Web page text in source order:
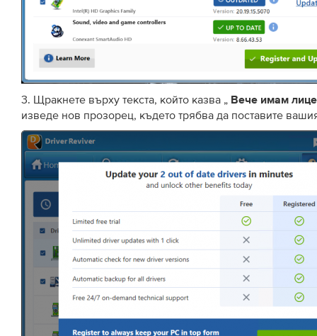
3. Щракнете върху текста, който казва „ Вече имам
изведе нов прозорец, където трябва да поставите